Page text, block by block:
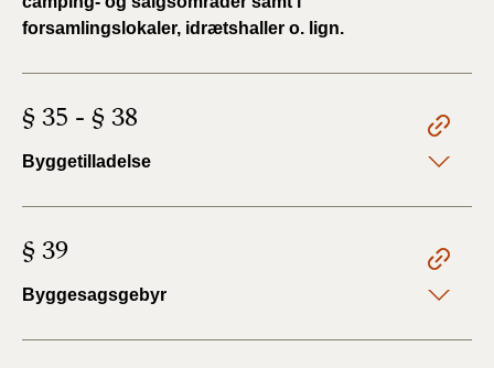
forsamlingslokaler, idrætshaller o. lign.
§ 35 - § 38
Byggetilladelse
§ 39
Byggesagsgebyr